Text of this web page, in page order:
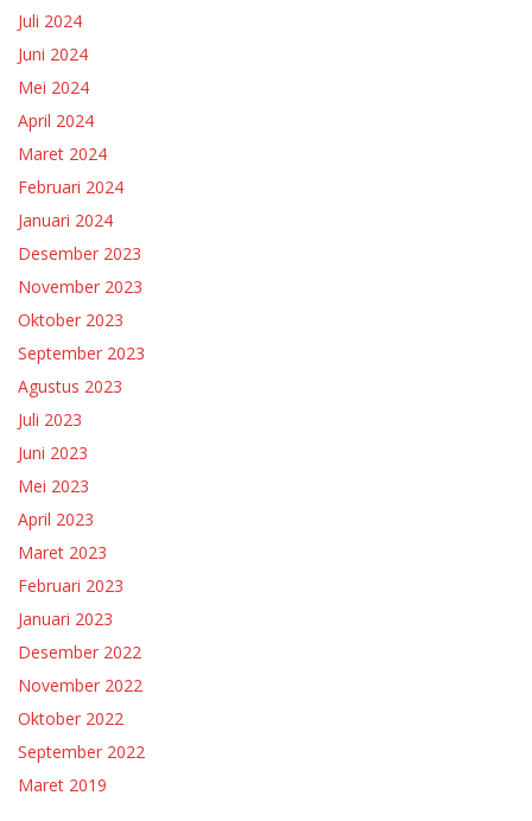
Juli 2024
Juni 2024
Mei 2024
April 2024
Maret 2024
Februari 2024
Januari 2024
Desember 2023
November 2023
Oktober 2023
September 2023
Agustus 2023
Juli 2023
Juni 2023
Mei 2023
April 2023
Maret 2023
Februari 2023
Januari 2023
Desember 2022
November 2022
Oktober 2022
September 2022
Maret 2019